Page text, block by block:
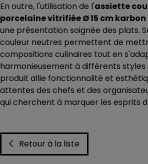
En outre, l'utilisation de l'assiette
porcelaine vitrifiée Ø 15 cm
une présentation soignée des plats.
couleur neutres permettent de
compositions culinaires tout en
harmonieusement à différents styles
produit allie fonctionnalité et
attentes des chefs et des
qui cherchent à marquer les esprits
Retour à la liste